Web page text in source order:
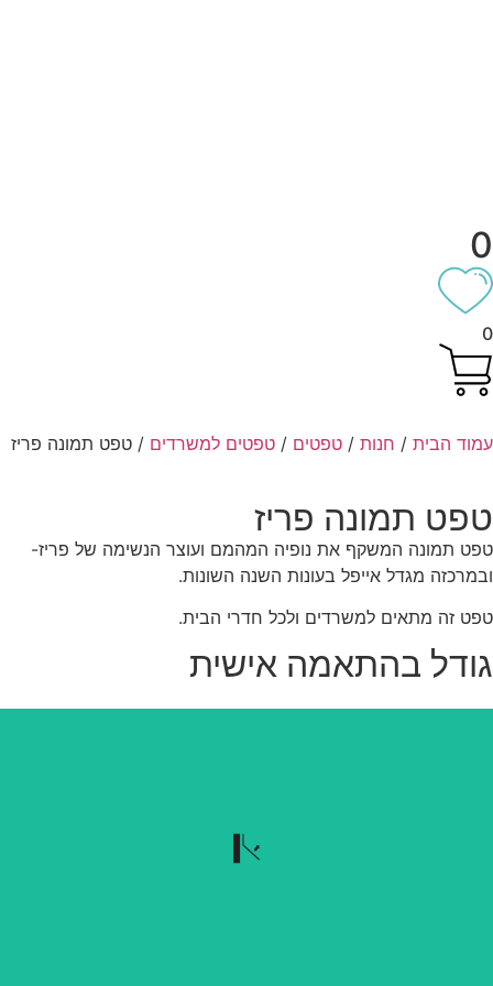
הבית/חנות/טפטים/טפטים למשרדים/ טפט תמונה פריז
תמונה פריז
תמונה המשקף את נופיה המהמם ועוצר הנשימה של פריז-
מגדל אייפל בעונות השנה השונות.
זה מתאים למשרדים ולכל חדרי הבית.
בהתאמה אישית
נשלף בקלות